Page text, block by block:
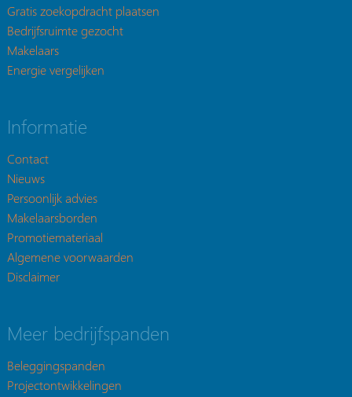
Gratis zoekopdracht plaatsen
Bedrijfsruimte gezocht
Makelaars
Energie vergelijken
Informatie
Contact
Nieuws
Persoonlijk advies
Makelaarsborden
Promotiemateriaal
Algemene voorwaarden
Disclaimer
Meer bedrijfspanden
Beleggingspanden
Projectontwikkelingen